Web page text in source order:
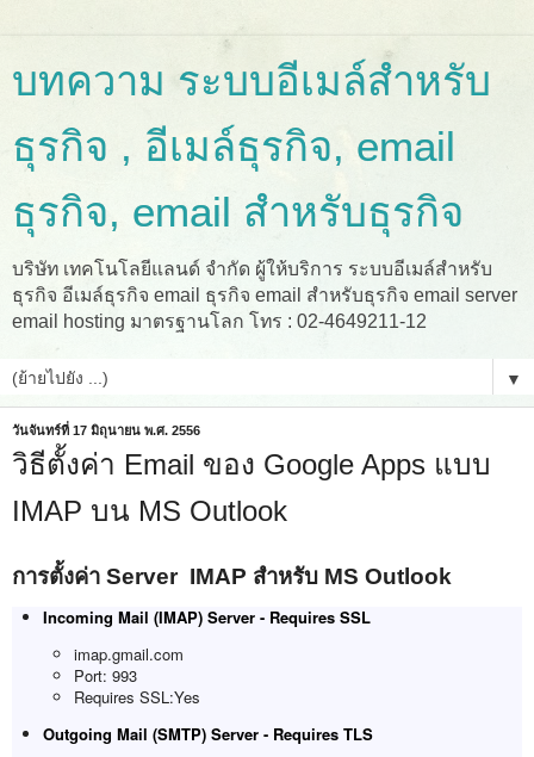
บทความ ระบบอีเมล์สำหรับ
ธุรกิจ , อีเมล์ธุรกิจ, email
ธุรกิจ, email สำหรับธุรกิจ
บริษัท เทคโนโลยีแลนด์ จำกัด ผู้ให้บริการ ระบบอีเมล์สำหรับ
ธุรกิจ อีเมล์ธุรกิจ email ธุรกิจ email สำหรับธุรกิจ email server
email hosting มาตรฐานโลก โทร : 02-4649211-12
▼
วันจันทร์ที่ 17 มิถุนายน พ.ศ. 2556
วิธีตั้งค่า Email ของ Google Apps แบบ
IMAP บน MS Outlook
การตั้งค่า Server IMAP สำหรับ MS Outlook
Incoming Mail (IMAP) Server - Requires SSL
imap.gmail.com
Port: 993
Requires SSL:Yes
Outgoing Mail (SMTP) Server - Requires TLS